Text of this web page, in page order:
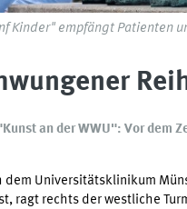
Kinder" empfängt Patienten
an der WWU": Vor dem
dem Universitätsklinikum
ragt rechts der westliche